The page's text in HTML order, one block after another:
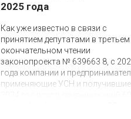
2025 года
Как уже известно в связи с
принятием депутатами в третьем
окончательном чтении
законопроекта № 639663 8, с
года компании и
применяющие УСН и получившие